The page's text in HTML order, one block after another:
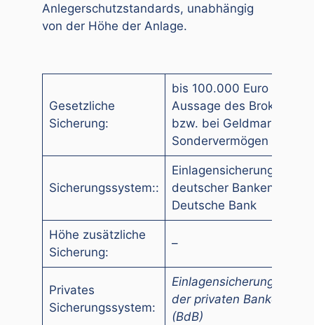
Anlegerschutzstandards, unabhängig
von der Höhe der Anlage.
Gesetzliche
Sicherung:
bis 100.000 Euro laut
Aussage des Brokers
bzw. bei Geldmarkts
Sondervermögen
Sicherungssystem::
Einlagensicherung
deutscher Banken bei
Deutsche Bank
Höhe zusätzliche
Sicherung:
–
Privates
Sicherungssystem:
Einlagensicherungsfonds
der privaten Banken
(BdB)